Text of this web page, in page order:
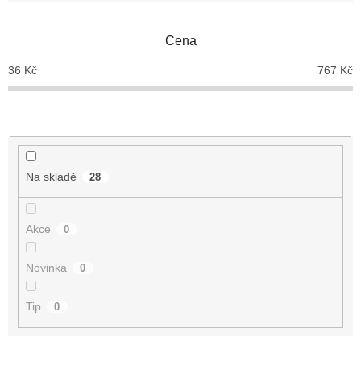
p
r
u
Cena
36 Kč 767 Kč
Na skladě 28
Akce 0
Novinka 0
Tip 0